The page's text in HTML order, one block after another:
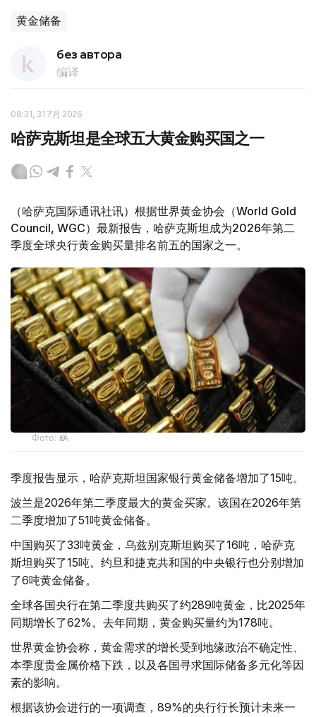
黄金储备
без автора
编译
08:31, 31 7月 2026
哈萨克斯坦是全球五大黄金购买国之一
（哈萨克国际通讯社讯）根据世界黄金协会（World Gold
Council, WGC）最新报告，哈萨克斯坦成为2026年第二
季度全球央行黄金购买量排名前五的国家之一。
Фото: ӨзА
季度报告显示，哈萨克斯坦国家银行黄金储备增加了15吨。
波兰是2026年第二季度最大的黄金买家。该国在2026年第
二季度增加了51吨黄金储备。
中国购买了33吨黄金，乌兹别克斯坦购买了16吨，哈萨克
斯坦购买了15吨。约旦和捷克共和国的中央银行也分别增加
了6吨黄金储备。
全球各国央行在第二季度共购买了约289吨黄金，比2025年
同期增长了62%。去年同期，黄金购买量约为178吨。
世界黄金协会称，黄金需求的增长受到地缘政治不确定性、
本季度贵金属价格下跌，以及各国寻求国际储备多元化等因
素的影响。
根据该协会进行的一项调查，89%的央行行长预计未来一